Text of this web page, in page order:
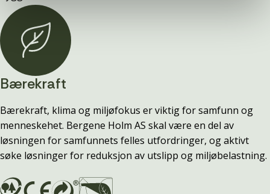
Bærekraft
Bærekraft, klima og miljøfokus er viktig for samfunn og
menneskehet. Bergene Holm AS skal være en del av
løsningen for samfunnets felles utfordringer, og aktivt
søke løsninger for reduksjon av utslipp og miljøbelastning.